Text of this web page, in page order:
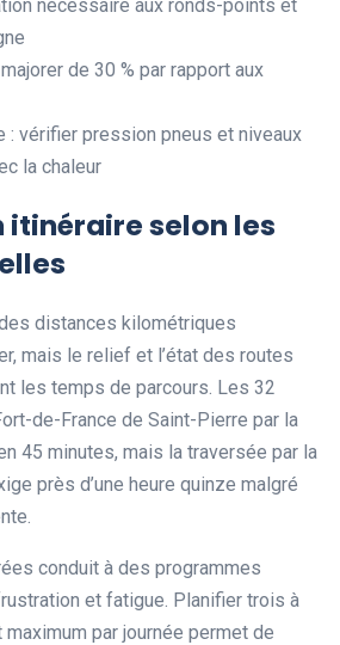
nécessaire aux ronds-points et
de 30 % par rapport aux
: vérifier pression pneus et niveaux
la chaleur
itinéraire selon les
distances kilométriques
mais le relief et l’état des routes
les temps de parcours. Les 32
de-France de Saint-Pierre par la
45 minutes, mais la traversée par la
près d’une heure quinze malgré
conduit à des programmes
et fatigue. Planifier trois à
par journée permet de